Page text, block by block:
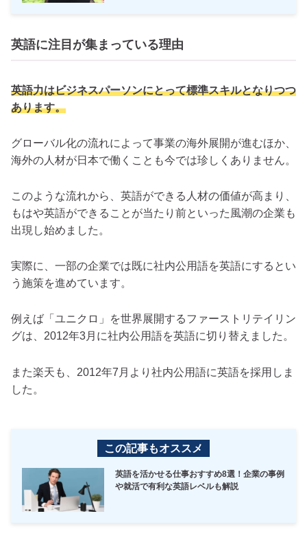
英語に注目が集まっている理由
英語力はビジネスパーソンにとって標準スキルとなりつつ
あります。
グローバル化の流れによって事業の海外展開が進むほか、
海外の人材が日本で働くことも今では珍しくありません。
このような流れから、英語ができる人材の価値が高まり、
もはや英語ができることが当たり前といった風潮の企業も
出現し始めました。
実際に、一部の企業では既に社内公用語を英語にするとい
う施策を進めています。
例えば「ユニクロ」を世界展開するファーストリテイリン
グは、2012年3月に社内公用語を英語に切り替えました。
また楽天も、2012年7月より社内公用語に英語を採用しま
した。
この記事もオススメ
英語を活かせる仕事おすすめ8選！企業の事例
や就活で有利な英語レベルも解説